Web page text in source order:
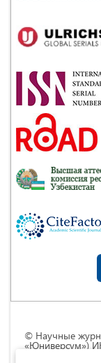
© Научные
«Юниверсум»)